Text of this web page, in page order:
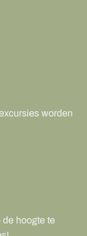
worden
de hoogte te